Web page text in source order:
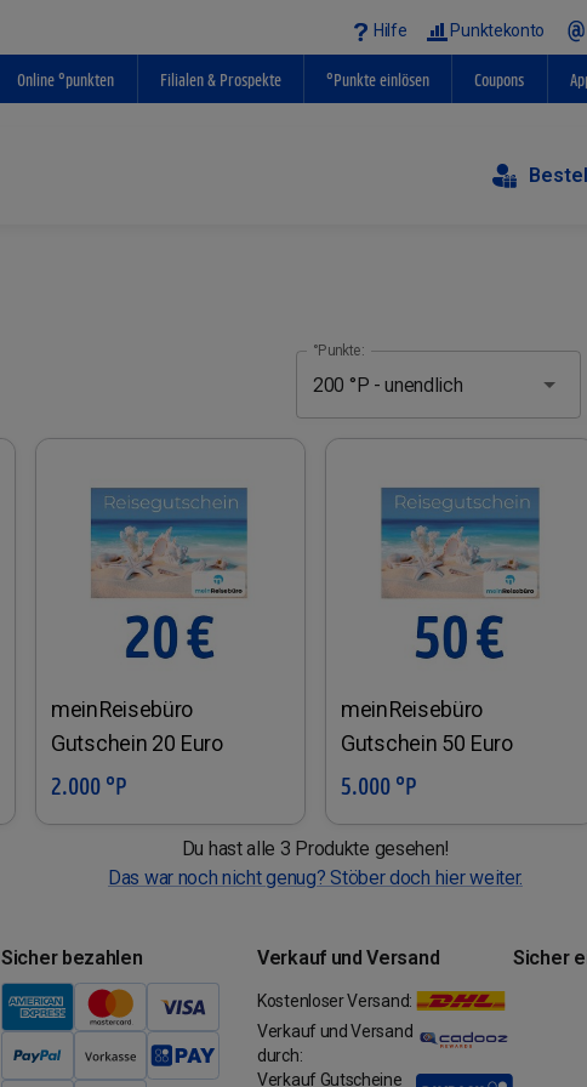
Hilfe Punktekonto
Online °punkten Filialen & Prospekte °Punkte einlösen Coupons
°Punkte:
meinReisebüro
Gutschein 20 Euro
In den Warenkorb
2.000 °P
meinReisebüro
Gutschein 50 Euro
In den Warenkorb
5.000 °P
Du hast alle 3 Produkte gesehen!
Das war noch nicht genug? Stöber doch hier weiter.
Sicher bezahlen Verkauf und Versand
Kostenloser Versand:
Verkauf und Versand
durch:
Verkauf Gutscheine
Sicher